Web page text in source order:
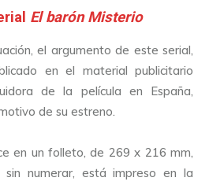
El barón Misterio
el argumento de este serial,
en el material publicitario
de la película en España,
de su estreno.
en un folleto, de 269 x 216 mm,
numerar, está impreso en la